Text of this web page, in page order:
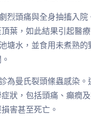
烈頭痛與全身抽搐入院
葉，如此結果引起醫
塘水，並食用未煮熟
為曼氏裂頭絛蟲感染
狀，包括頭痛、癲癇
害甚至死亡。